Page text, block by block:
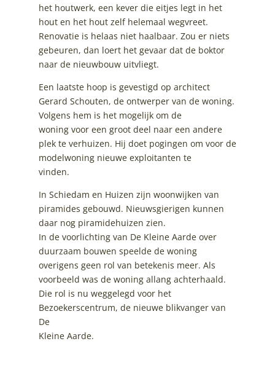
het houtwerk, een kever die eitjes legt in het
hout en het hout zelf helemaal wegvreet.
Renovatie is helaas niet haalbaar. Zou er niets
gebeuren, dan loert het gevaar dat de boktor
naar de nieuwbouw uitvliegt.
Een laatste hoop is gevestigd op architect
Gerard Schouten, de ontwerper van de woning.
Volgens hem is het mogelijk om de
woning voor een groot deel naar een andere
plek te verhuizen. Hij doet pogingen om voor de
modelwoning nieuwe exploitanten te
vinden.
In Schiedam en Huizen zijn woonwijken van
piramides gebouwd. Nieuwsgierigen kunnen
daar nog piramidehuizen zien.
In de voorlichting van De Kleine Aarde over
duurzaam bouwen speelde de woning
overigens geen rol van betekenis meer. Als
voorbeeld was de woning allang achterhaald.
Die rol is nu weggelegd voor het
Bezoekerscentrum, de nieuwe blikvanger van
De
Kleine Aarde.